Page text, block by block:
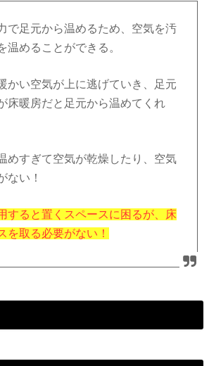
で足元から温めるため、空気を汚
温めることができる。
かい空気が上に逃げていき、足元
床暖房だと足元から温めてくれ
めすぎて空気が乾燥したり、空気
ない！
すると置くスペースに困るが、床
を取る必要がない！